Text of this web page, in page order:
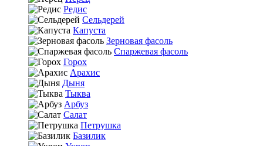
Редис
Сельдерей
Капуста
Зерновая фасоль
Спаржевая фасоль
Горох
Арахис
Дыня
Тыква
Арбуз
Салат
Петрушка
Базилик